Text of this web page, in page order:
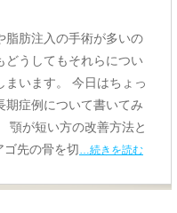
脂肪注入の手術が多いの
どうしてもそれらについ
まいます。 今日はちょっ
期症例について書いてみ
顎が短い方の改善方法と
先の骨を切…続きを読む